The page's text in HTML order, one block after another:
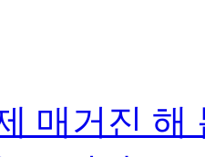
매거진 해